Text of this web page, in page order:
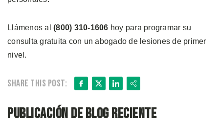
Llámenos al (800) 310-1606 hoy para programar su
consulta gratuita con un abogado de lesiones de primer
nivel.
Share this post: Facebook
X LinkedIn
Share
Publicación de blog reciente